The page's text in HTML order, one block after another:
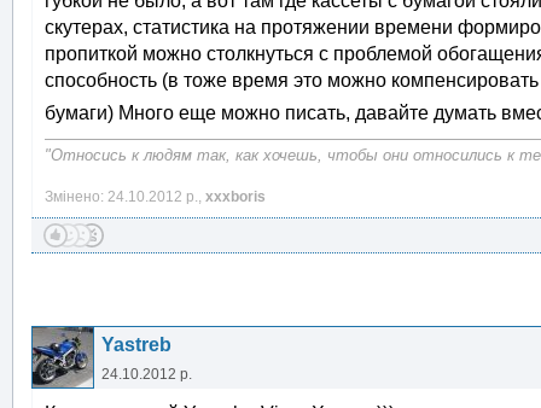
скутерах, статистика на протяжении времени
пропиткой можно столкнуться с проблемой
способность (в тоже время это можно
бумаги) Много еще можно писать, давайте думать
"Относись к людям так, как хочешь, чтобы они относились к
Змінено: 24.10.2012 р., xxxboris
Yastreb
24.10.2012 р.